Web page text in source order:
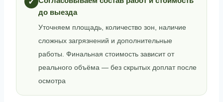
до выезда
Уточняем площадь, количество зон, наличие
сложных загрязнений и дополнительные
работы. Финальная стоимость зависит от
реального объёма — без скрытых доплат после
осмотра